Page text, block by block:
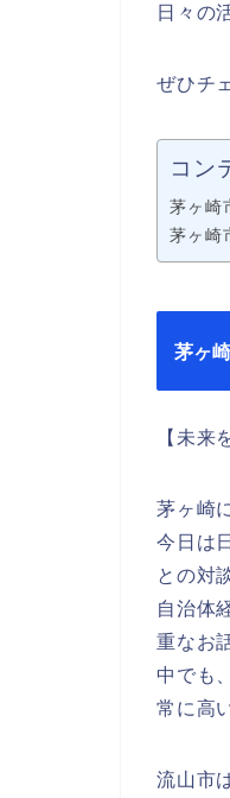
日々の
ぜひチ
コン
茅ヶ崎
茅ヶ崎
茅ヶ
【未来
茅ヶ崎
今日は
との対
自治体
重なお
中でも
常に高
流山市